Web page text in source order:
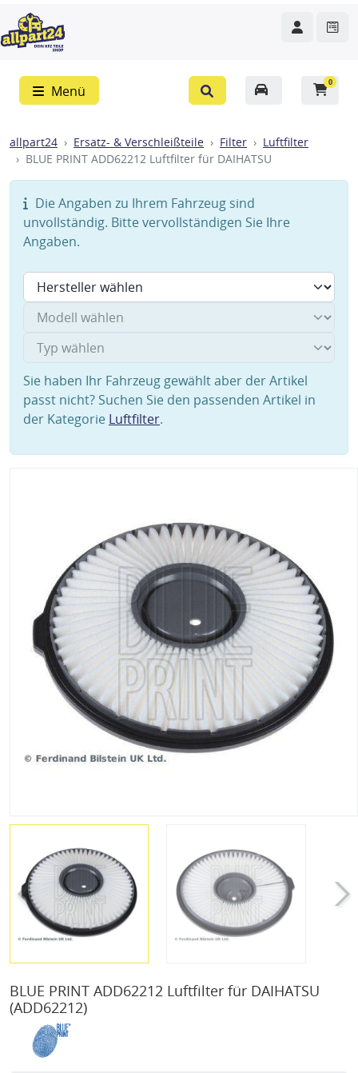
Menü
0
allpart24 Ersatz- & Verschleißteile Filter
Luftfilter
BLUE PRINT ADD62212 Luftfilter für DAIHATSU
Die Angaben zu Ihrem Fahrzeug sind
unvollständig. Bitte vervollständigen Sie Ihre
Angaben.
Sie haben Ihr Fahrzeug gewählt aber der Artikel
passt nicht? Suchen Sie den passenden Artikel in
der Kategorie Luftfilter.
BLUE PRINT ADD62212 Luftfilter für DAIHATSU
(ADD62212)